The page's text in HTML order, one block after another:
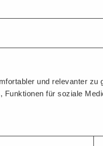
und relevanter zu
für soziale